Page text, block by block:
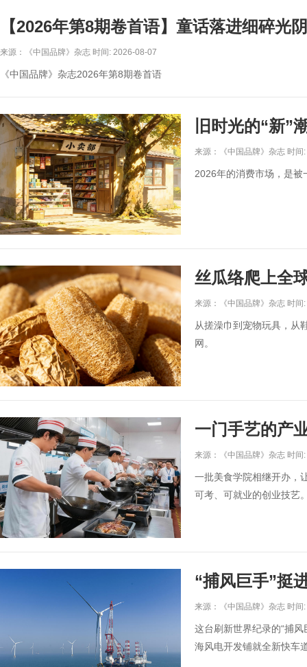
【2026年第8期卷首语】童话落进细碎光
来源：《中国品牌》杂志 时间: 2026-08-07
《中国品牌》杂志2026年第8期卷首语
旧时光的“新”
来源：《中国品牌》杂志 时间
2026年的消费市场，是被
丝瓜络爬上全
来源：《中国品牌》杂志 时间
从搓澡巾到宠物玩具，从
网。
一门手艺的产
来源：《中国品牌》杂志 时间
一批美食学院相继开办，
可考、可就业的创业技艺
“捕风巨手”挺
来源：《中国品牌》杂志 时间
这台刷新世界纪录的“捕
海风电开发铺就全新快车